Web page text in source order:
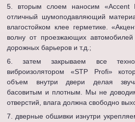
вторым слоем наносим
отличный шумоподавляющий
влагостойком клее герметике.
волну от проезжающих
дорожных барьеров и т.д.;
затем закрываем все
виброизолятором «STP Profi»
объем внутри двери делая
басовитым и плотным. Мы не
отверстий, влага должна свободно
дверные обшивки изнутри